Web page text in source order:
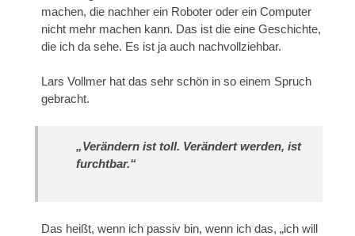
machen, die nachher ein Roboter oder ein Computer
nicht mehr machen kann. Das ist die eine Geschichte,
die ich da sehe. Es ist ja auch nachvollziehbar.
Lars Vollmer hat das sehr schön in so einem Spruch
gebracht.
„Verändern ist toll. Verändert werden, ist
furchtbar.“
Das heißt, wenn ich passiv bin, wenn ich das, „ich will